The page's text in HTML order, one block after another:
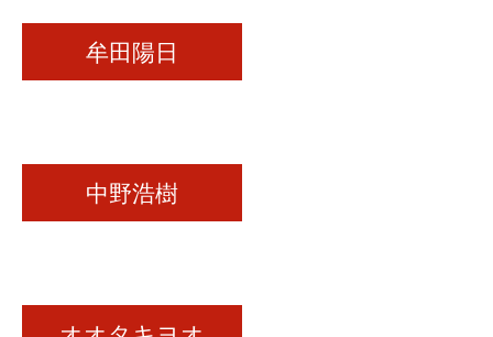
牟田陽日
中野浩樹